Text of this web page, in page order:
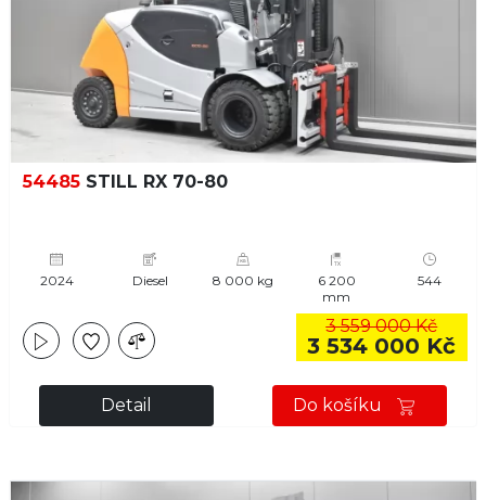
54485 STILL RX 70-80
2024 Diesel 8 000 kg
6 200
mm
544
3 559 000 Kč
3 534 000 Kč
Detail Do košíku